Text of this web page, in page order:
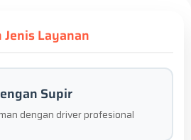
Jenis Layanan
Supir
dengan driver profesional